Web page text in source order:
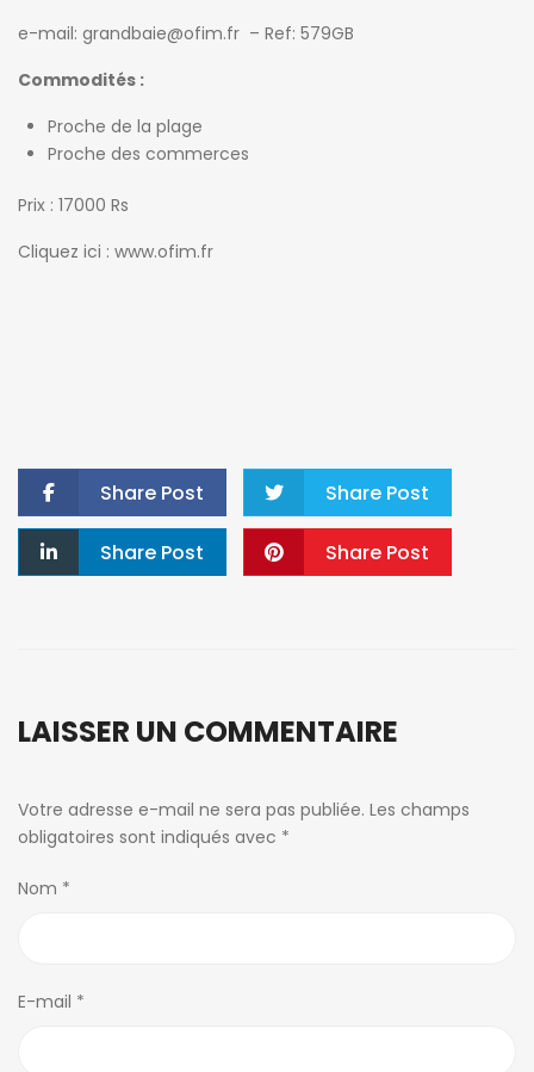
e-mail: grandbaie@ofim.fr – Ref: 579GB
Commodités :
Proche de la plage
Proche des commerces
Prix : 17000 Rs
Cliquez ici : www.ofim.fr
Share Post Share Post
Share Post Share Post
LAISSER UN COMMENTAIRE
Votre adresse e-mail ne sera pas publiée. Les champs
obligatoires sont indiqués avec *
Nom *
E-mail *